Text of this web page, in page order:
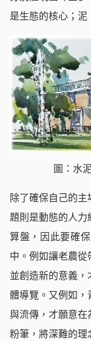
是生態的核心；
圖：水
除了確保自己的
題則是動態的人力
算盤，因此要確
中。例如讓老農從
並創造新的意義，
體導覽。又例如，
與流傳，才願意在
粉筆，將深難的理